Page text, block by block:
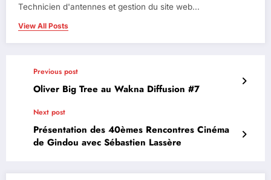
Technicien d'antennes et gestion du site web...
View All Posts
Previous post
Oliver Big Tree au Wakna Diffusion #7
Next post
Présentation des 40èmes Rencontres Cinéma
de Gindou avec Sébastien Lassère